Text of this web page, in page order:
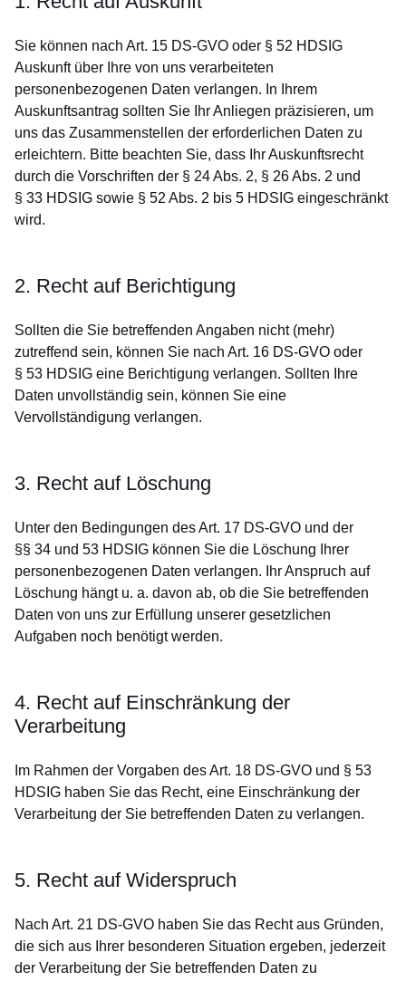
Sie können nach Art. 15 DS-GVO oder § 52 HDSIG
Auskunft über Ihre von uns verarbeiteten
personenbezogenen Daten verlangen. In Ihrem
Auskunftsantrag sollten Sie Ihr Anliegen präzisieren, um
uns das Zusammenstellen der erforderlichen Daten zu
erleichtern. Bitte beachten Sie, dass Ihr Auskunftsrecht
durch die Vorschriften der § 24 Abs. 2, § 26 Abs. 2 und
§ 33 HDSIG sowie § 52 Abs. 2 bis 5 HDSIG eingeschränkt
wird.
2. Recht auf Berichtigung
Sollten die Sie betreffenden Angaben nicht (mehr)
zutreffend sein, können Sie nach Art. 16 DS-GVO oder
§ 53 HDSIG eine Berichtigung verlangen. Sollten Ihre
Daten unvollständig sein, können Sie eine
Vervollständigung verlangen.
3. Recht auf Löschung
Unter den Bedingungen des Art. 17 DS-GVO und der
§§ 34 und 53 HDSIG können Sie die Löschung Ihrer
personenbezogenen Daten verlangen. Ihr Anspruch auf
Löschung hängt u. a. davon ab, ob die Sie betreffenden
Daten von uns zur Erfüllung unserer gesetzlichen
Aufgaben noch benötigt werden.
4. Recht auf Einschränkung der
Verarbeitung
Im Rahmen der Vorgaben des Art. 18 DS-GVO und § 53
HDSIG haben Sie das Recht, eine Einschränkung der
Verarbeitung der Sie betreffenden Daten zu verlangen.
5. Recht auf Widerspruch
Nach Art. 21 DS-GVO haben Sie das Recht aus Gründen,
die sich aus Ihrer besonderen Situation ergeben, jederzeit
der Verarbeitung der Sie betreffenden Daten zu